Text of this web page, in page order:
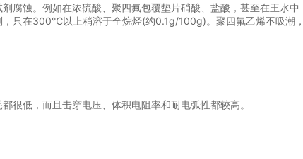
蚀。例如在浓硫酸、聚四氟包覆垫片硝酸、盐酸，甚至在王水中
只在300℃以上稍溶于全烷烃(约0.1g/100g)。聚四氟乙烯不吸潮，
低，而且击穿电压、体积电阻率和耐电弧性都较高。